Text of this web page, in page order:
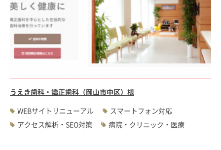
うえき歯科・矯正歯科（岡山市中区）様
WEBサイトリニューアル
スマートフォン対応
アクセス解析・SEO対策
病院・クリニック・医療